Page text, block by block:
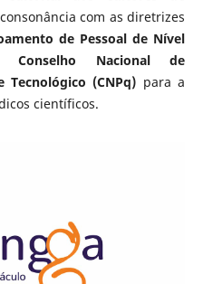
com as diretrizes
de Pessoal de Nível
Conselho Nacional de
Tecnológico (CNPq) para a
científicos.